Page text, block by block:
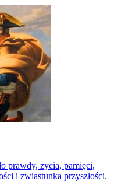
prawdy, życia, pamięci,
i zwiastunka przyszłości.